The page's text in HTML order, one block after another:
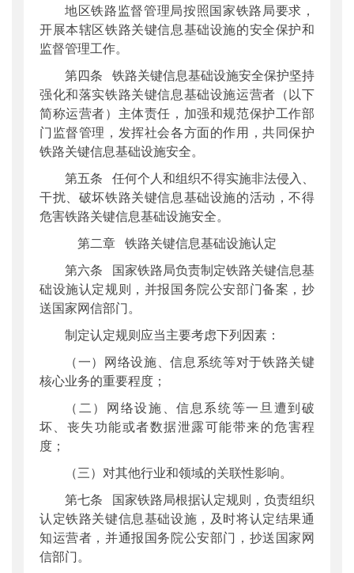
地区铁路监督管理局按照国家铁路局要求，
开展本辖区铁路关键信息基础设施的安全保护和
监督管理工作。
第四条 铁路关键信息基础设施安全保护坚持
强化和落实铁路关键信息基础设施运营者（以下
简称运营者）主体责任，加强和规范保护工作部
门监督管理，发挥社会各方面的作用，共同保护
铁路关键信息基础设施安全。
第五条 任何个人和组织不得实施非法侵入、
干扰、破坏铁路关键信息基础设施的活动，不得
危害铁路关键信息基础设施安全。
第二章 铁路关键信息基础设施认定
第六条 国家铁路局负责制定铁路关键信息基
础设施认定规则，并报国务院公安部门备案，抄
送国家网信部门。
制定认定规则应当主要考虑下列因素：
（一）网络设施、信息系统等对于铁路关键
核心业务的重要程度；
（二）网络设施、信息系统等一旦遭到破
坏、丧失功能或者数据泄露可能带来的危害程
度；
（三）对其他行业和领域的关联性影响。
第七条 国家铁路局根据认定规则，负责组织
认定铁路关键信息基础设施，及时将认定结果通
知运营者，并通报国务院公安部门，抄送国家网
信部门。